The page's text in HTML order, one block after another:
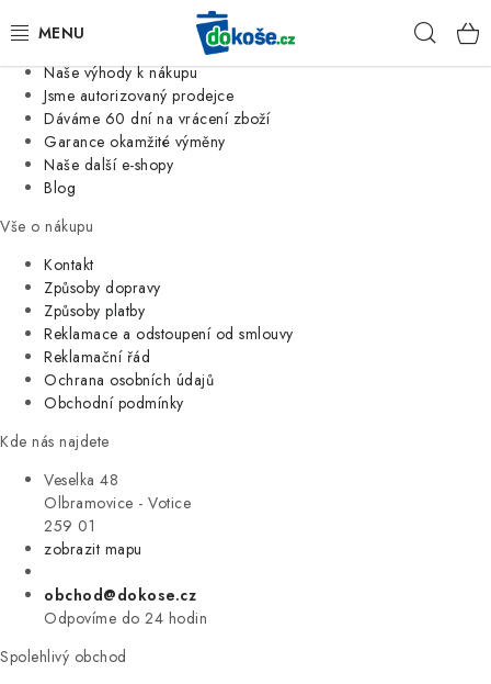
Jsme tradiční česká firma
Naše výhody k nákupu
Jsme autorizovaný prodejce
Dáváme 60 dní na vrácení zboží
Garance okamžité výměny
Naše další e-shopy
Blog
Vše o nákupu
Kontakt
Způsoby dopravy
Způsoby platby
Reklamace a odstoupení od smlouvy
Reklamační řád
Ochrana osobních údajů
Obchodní podmínky
Kde nás najdete
Veselka 48
Olbramovice - Votice
259 01
zobrazit mapu
obchod@dokose.cz
Odpovíme do 24 hodin
Spolehlivý obchod
KOŠE
SÁČKY
KUCHYNĚ
ORGANIZACE
DOMÁCNOST
ÚKLID
VÝPRODEJ
ZNAČKY
Úvod Kontakt Blog
Moje objednávka